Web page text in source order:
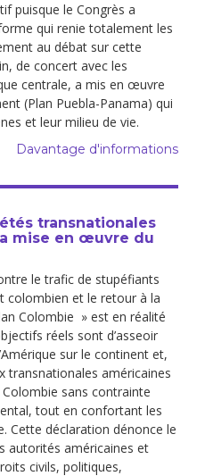
puisque le Congrès a
qui renie totalement les
au débat sur cette
de concert avec les
centrale, a mis en œuvre
(Plan Puebla-Panama) qui
et leur milieu de vie.
Davantage d'informations
transnationales
mise en œuvre du
le trafic de stupéfiants
colombien et le retour à la
Colombie » est en réalité
réels sont d’asseoir
sur le continent et,
transnationales américaines
Colombie sans contrainte
tout en confortant les
Cette déclaration dénonce le
autorités américaines et
civils, politiques,